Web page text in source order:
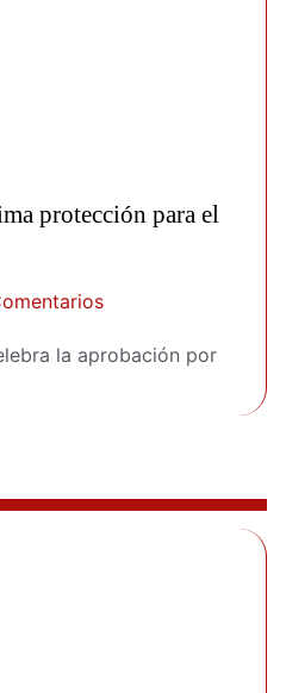
protección para el
la aprobación por